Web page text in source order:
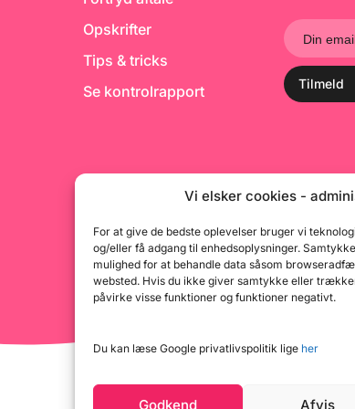
Vi elsker cookies -
For at give de bedste oplevelser bruger vi
og/eller få adgang til enhedsoplysninger.
mulighed for at behandle data såsom
websted. Hvis du ikke giver samtykke eller
påvirke visse funktioner og funktioner negativt.
Du kan læse Google privatlivspolitik lige her
Godkend Afvis
Opskrifter
Tips & tricks
Se kontrolrapport
Tilmeld